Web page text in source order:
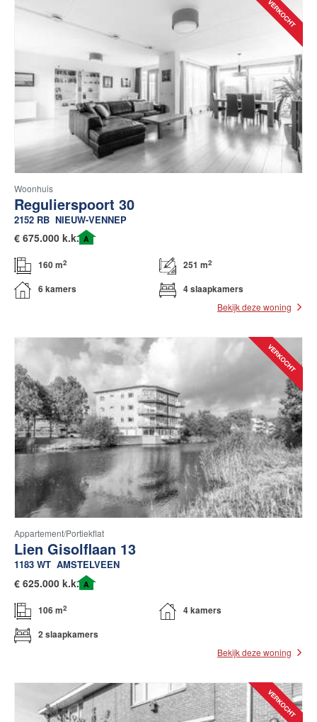
Woonhuis
Regulierspoort 30
2152 RB NIEUW-VENNEP
€ 675.000 k.k. A
160 m2 251 m2
6 kamers 4 slaapkamers
Bekijk deze woning
Appartement/portiekflat
Lien Gisolflaan 13
1183 WT AMSTELVEEN
€ 625.000 k.k. A
106 m2
4 kamers
2 slaapkamers
Bekijk deze woning